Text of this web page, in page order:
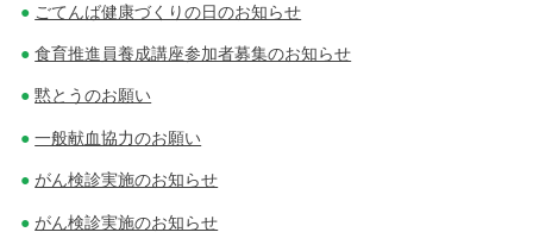
シ
ョ
ン
ごてんば健康づくりの日のお知らせ
食育推進員養成講座参加者募集のお知らせ
黙とうのお願い
一般献血協力のお願い
がん検診実施のお知らせ
がん検診実施のお知らせ